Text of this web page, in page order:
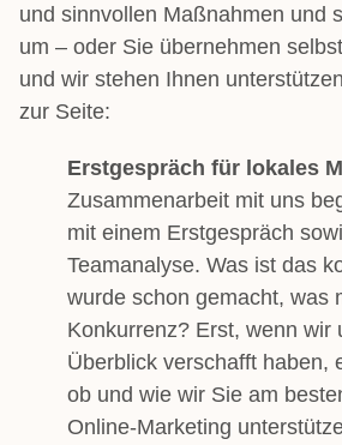
und sinnvollen Maßnahmen und
um – oder Sie übernehmen
und wir stehen Ihnen
zur Seite:
Erstgespräch für lokales
Zusammenarbeit mit uns
mit einem Erstgespräch
Teamanalyse. Was ist das
wurde schon gemacht, was
Konkurrenz? Erst, wenn wir
Überblick verschafft haben,
ob und wie wir Sie am
Online-Marketing